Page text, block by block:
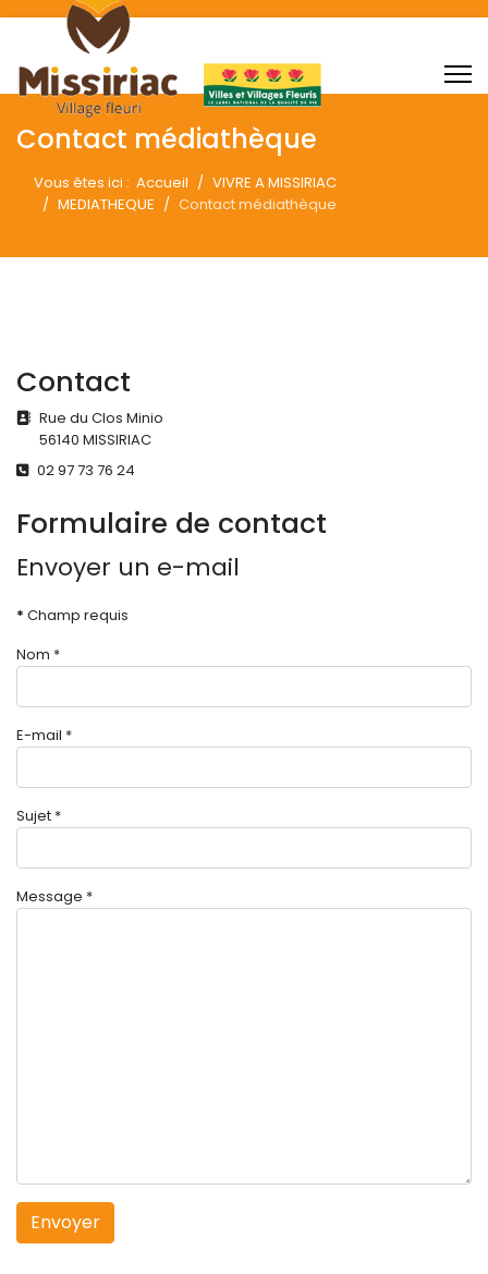
Contact médiathèque
Vous êtes ici : Accueil
VIVRE A MISSIRIAC
MEDIATHEQUE
Contact médiathèque
Contact
Adresse
Rue du Clos Minio
56140 MISSIRIAC
Téléphone
02 97 73 76 24
Formulaire de contact
Envoyer un e-mail
* Champ requis
Nom *
E-mail *
Sujet *
Message *
Envoyer